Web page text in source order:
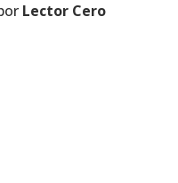
Lector Cero